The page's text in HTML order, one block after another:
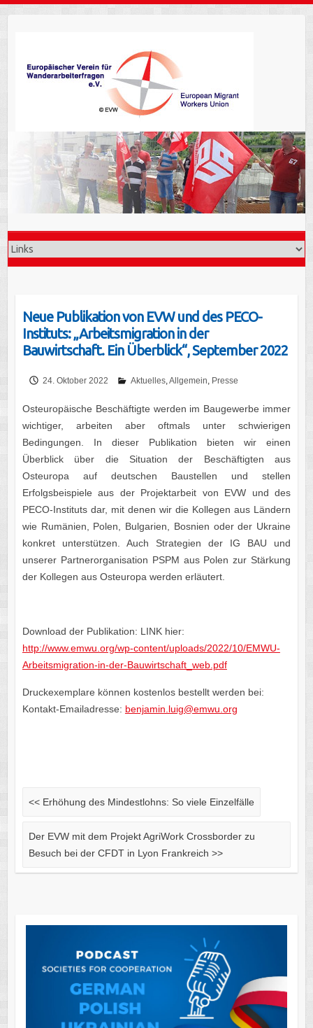
Neue Publikation von EVW und des PECO-
Instituts: „Arbeitsmigration in der
Bauwirtschaft. Ein Überblick“, September 2022
24. Oktober 2022 Aktuelles,Allgemein, Presse
Osteuropäische Beschäftigte werden im Baugewerbe immer
wichtiger, arbeiten aber oftmals unter schwierigen
Bedingungen. In dieser Publikation bieten wir einen
Überblick über die Situation der Beschäftigten aus
Osteuropa auf deutschen Baustellen und stellen
Erfolgsbeispiele aus der Projektarbeit von EVW und des
PECO-Instituts dar, mit denen wir die Kollegen aus Ländern
wie Rumänien, Polen, Bulgarien, Bosnien oder der Ukraine
konkret unterstützen. Auch Strategien der IG BAU und
unserer Partnerorganisation PSPM aus Polen zur Stärkung
der Kollegen aus Osteuropa werden erläutert.
Download der Publikation: LINK hier:
http://www.emwu.org/wp-content/uploads/2022/10/EMWU-
Arbeitsmigration-in-der-Bauwirtschaft_web.pdf
Druckexemplare können kostenlos bestellt werden bei:
Kontakt-Emailadresse: benjamin.luig@emwu.org
<<Erhöhung des Mindestlohns: So viele Einzelfälle
Der EVW mit dem Projekt AgriWork Crossborder zu
Besuch bei der CFDT in Lyon Frankreich >>